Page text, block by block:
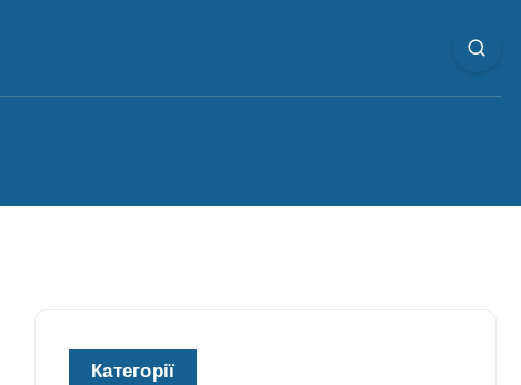
Категорії